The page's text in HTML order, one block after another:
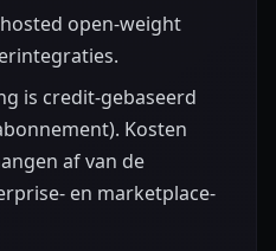
open-weight
is credit-gebaseerd
Kosten
af van de
en marketplace-